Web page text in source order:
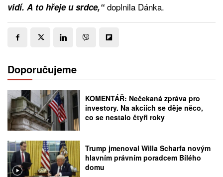
vidí. A to hřeje u srdce,“doplnila Dánka.
Doporučujeme
KOMENTÁŘ: Nečekaná zpráva pro
investory. Na akciích se děje něco,
co se nestalo čtyři roky
Trump jmenoval Willa Scharfa novým
hlavním právním poradcem Bílého
domu